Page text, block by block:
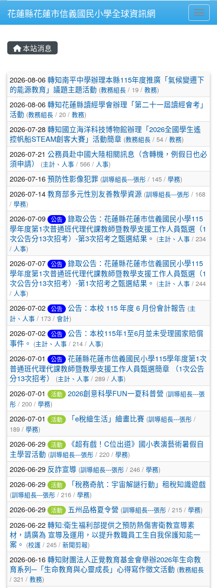
⏸
花蓮縣花蓮市信義國民小學全球資訊網
本站消息
文章列表
2026-08-06轉知南平中學辦理本縣115年度推廣「氣候變遷下
的能源教育」議題主題活動 (教務組長 / 19 / 教務)
2026-08-06轉知花蓮縣讀經學會辦理「第二十一屆讀經會考」
活動 (教務組長 / 20 / 教務)
2026-07-28轉知國立海洋科技博物館辦理「2026全國學生遙
控帆船STEAM創客大賽」活動簡章 (教務組長 / 54 / 教務)
2026-07-21 公務員赴中國大陸相關訊息（含轉機，例假日也必
須申請）
(主計、人事 / 566 / 人事)
2026-07-16預防性影像犯罪 (訓導組長---張彤 / 145 / 學務)
2026-07-14教育部多元性別友善教學資源 (訓導組長---張彤 / 168
/ 學務)
2026-07-09 公告
錄取公告：花蓮縣花蓮巿信義國民小學115
學年度第1次普通班代理代課教師暨教學支援工作人員甄選（1
次公告分13次招考）-第3次招考之甄選結果。 (主計、人事 / 234
/ 人事)
2026-07-07 公告
錄取公告：花蓮縣花蓮巿信義國民小學115
學年度第1次普通班代理代課教師暨教學支援工作人員甄選（1
次公告分13次招考）-第1次招考之甄選結果。 (主計、人事 / 244
/ 人事)
2026-07-02 公告 公告：本校 115 年度 6 月份會計報告 (主
計、人事 / 173 / 會計)
2026-07-02 公告
公告：本校115年1至6月並未受理國家賠償
事件。 (主計、人事 / 214 / 人事)
2026-07-01 公告
花蓮縣花蓮市信義國民小學115學年度第1次
普通班代理代課教師暨教學支援工作人員甄選簡章 （1次公告
分13次招考）
(主計、人事 / 289 / 人事)
2026-07-01 活動 2026創意科學FUN一夏科普營 (訓導組長---張
彤 / 200 / 學務)
2026-07-01 活動 「e稅繪生活」繪畫比賽 (訓導組長---張彤 /
189 / 學務)
2026-06-29 活動
《超有戲！C位出道》國小表演藝術暑假自
主學習活動 (訓導組長---張彤 / 220 / 學務)
2026-06-29 反詐宣導 (訓導組長---張彤 / 246 / 學務)
2026-06-29 活動 「稅務奇航：宇宙解謎行動」租稅知識遊戲
(訓導組長---張彤 / 216 / 學務)
2026-06-29 活動 五州品格夏令營 (訓導組長---張彤 / 215 / 學務)
2026-06-22轉知:衛生福利部提供之預防熱傷害衛教宣導素
材，請廣為 宣導及運用，以提升教職員工生自我保護知能一
案。 (校護 / 245 / 新聞剪報)
2026-06-16轉知財團法人正覺教育基金會舉辦2026年生命教
育系列─「生命教育與心靈成長」心得寫作徵文活動 (教務組長
/ 321 / 教務)